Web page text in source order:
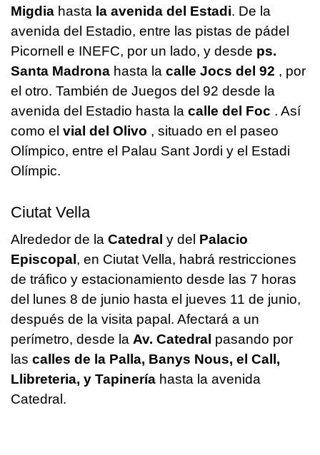
Migdia hasta la avenida del Estadi. De la
avenida del Estadio, entre las pistas de pádel
Picornell e INEFC, por un lado, y desde ps.
Santa Madrona hasta la calle Jocs del 92 , por
el otro. También de Juegos del 92 desde la
avenida del Estadio hasta la calle del Foc . Así
como el vial del Olivo , situado en el paseo
Olímpico, entre el Palau Sant Jordi y el Estadi
Olímpic.
Ciutat Vella
Alrededor de la Catedral y del Palacio
Episcopal , en Ciutat Vella, habrá restricciones
de tráfico y estacionamiento desde las 7 horas
del lunes 8 de junio hasta el jueves 11 de junio,
después de la visita papal. Afectará a un
perímetro, desde la Av. Catedral pasando por
las calles de la Palla, Banys Nous, el Call,
Llibreteria, y Tapinería hasta la avenida
Catedral.